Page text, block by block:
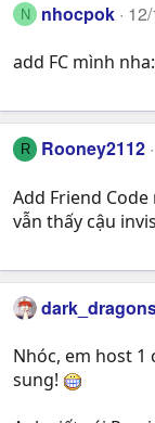
N nhocpok
add FC mình
R Rooney2112
Add Friend
vẫn thấy cậu
Nhóc, em host 1
sung!